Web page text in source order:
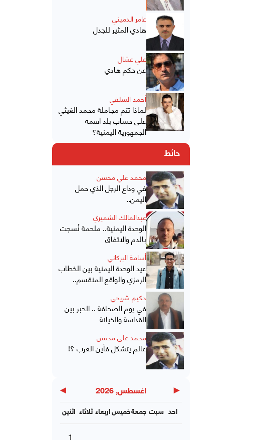
عامر الدميني
هادي المثير للجدل
علي عشال
عن حكم هادي
أحمد الشلفي
لماذا تتم مجاملة محمد الغيثي
على حساب بلد اسمه
الجمهورية اليمنية؟
حائط
محمد علي محسن
في وداع الرجل الذي حمل
اليمن..
عبدالمالك الشميري
الوحدة اليمنية.. ملحمة نُسجت
بالدم والاتفاق
أسامة البركاني
عيد الوحدة اليمنية بين الخطاب
الرمزي والواقع المنقسم..
حكيم شريحي
في يوم الصحافة .. الحبر بين
القداسة والخيانة
محمد علي محسن
عالم يتشكل فأين العرب ؟!
◀ اغسطس, 2026 ▶
اثنين ثلاثاء اربعاءخميسجمعة سبت احد
1